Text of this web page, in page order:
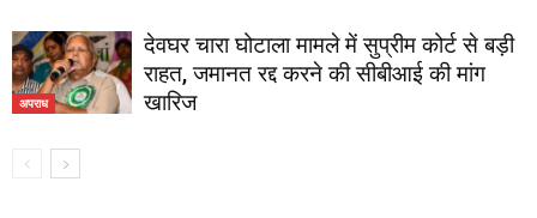
अपराध
देवघर चारा घोटाला मामले में सुप्रीम कोर्ट से बड़ी
राहत, जमानत रद्द करने की सीबीआई की मांग
खारिज